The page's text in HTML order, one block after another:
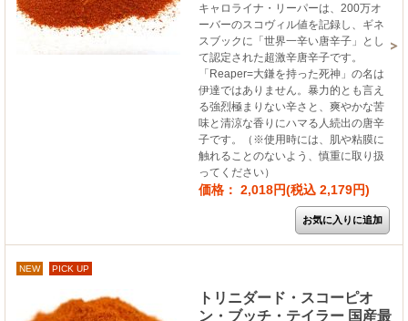
キャロライナ・リーパーは、200万オ
ーバーのスコヴィル値を記録し、ギネ
スブックに「世界一辛い唐辛子」とし
て認定された超激辛唐辛子です。
「Reaper=大鎌を持った死神」の名は
伊達ではありません。暴力的とも言え
る強烈極まりない辛さと、爽やかな苦
味と清涼な香りにハマる人続出の唐辛
子です。（※使用時には、肌や粘膜に
触れることのないよう、慎重に取り扱
ってください）
価格： 2,018円(税込 2,179円)
NEW PICK UP
トリニダード・スコーピオ
ン・ブッチ・テイラー 国産最